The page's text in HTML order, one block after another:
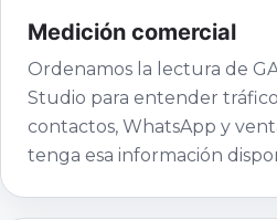
Medición comercial
Ordenamos la lectura de
Studio para entender
contactos, WhatsApp y
tenga esa información